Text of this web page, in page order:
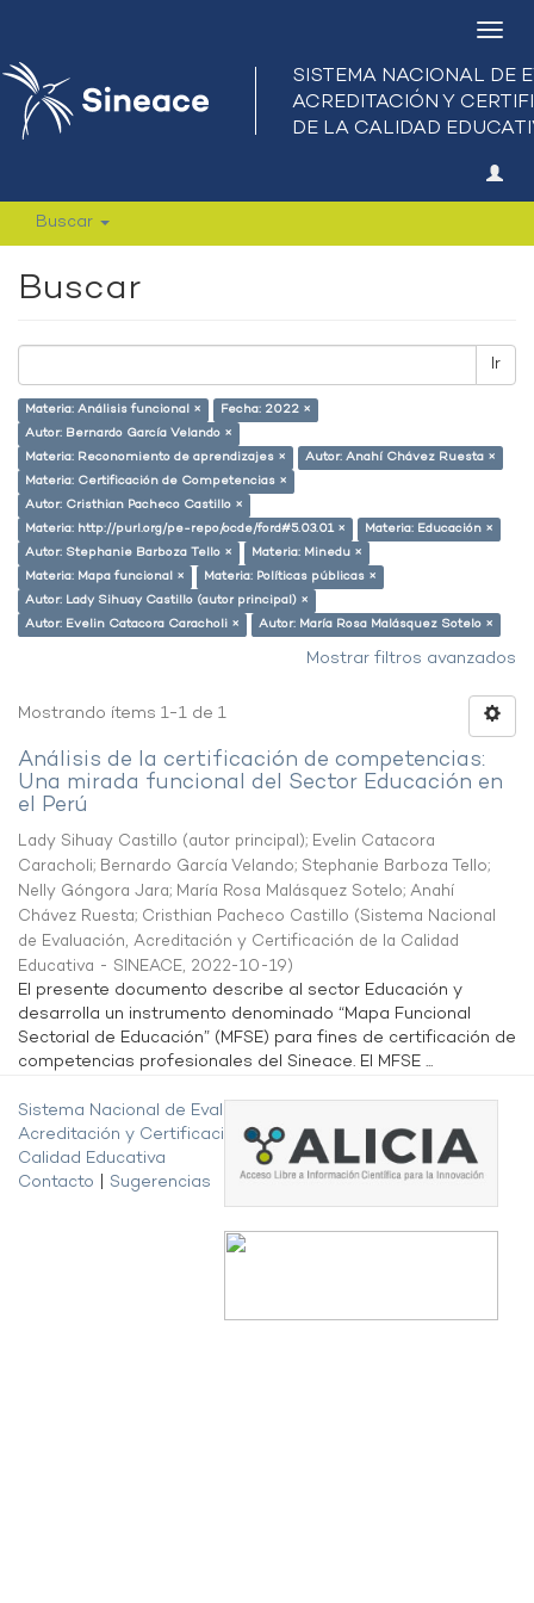
Buscar
Buscar
Ir
Materia: Análisis funcional ×
Fecha: 2022 ×
Autor: Bernardo García Velando ×
Materia: Reconomiento de aprendizajes ×
Autor: Anahí Chávez Ruesta ×
Materia: Certificación de Competencias ×
Autor: Cristhian Pacheco Castillo ×
Materia: http://purl.org/pe-repo/ocde/ford#5.03.01 ×
Materia: Educación ×
Autor: Stephanie Barboza Tello ×
Materia: Minedu ×
Materia: Mapa funcional ×
Materia: Políticas públicas ×
Autor: Lady Sihuay Castillo (autor principal) ×
Autor: Evelin Catacora Caracholi ×
Autor: María Rosa Malásquez Sotelo ×
Mostrar filtros avanzados
Mostrando ítems 1-1 de 1
Análisis de la certificación de competencias:
Una mirada funcional del Sector Educación en
el Perú
Lady Sihuay Castillo (autor principal); Evelin Catacora
Caracholi; Bernardo García Velando; Stephanie Barboza Tello;
Nelly Góngora Jara; María Rosa Malásquez Sotelo; Anahí
Chávez Ruesta; Cristhian Pacheco Castillo (Sistema Nacional
de Evaluación, Acreditación y Certificación de la Calidad
Educativa - SINEACE, 2022-10-19)
El presente documento describe al sector Educación y
desarrolla un instrumento denominado “Mapa Funcional
Sectorial de Educación” (MFSE) para fines de certificación de
competencias profesionales del Sineace. El MFSE ...
Sistema Nacional de Evaluación,
Acreditación y Certificación de la
Calidad Educativa
Contacto
Sugerencias